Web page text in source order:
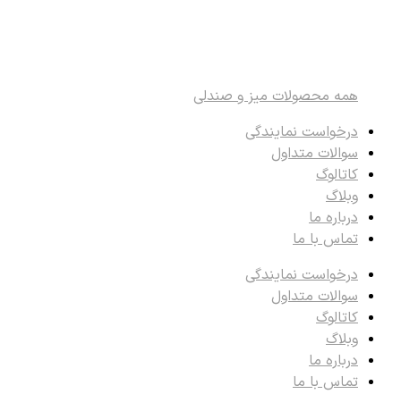
همه محصولات میز و صندلی
درخواست نمایندگی
سوالات متداول
کاتالوگ
وبلاگ
درباره ما
تماس با ما
درخواست نمایندگی
سوالات متداول
کاتالوگ
وبلاگ
درباره ما
تماس با ما